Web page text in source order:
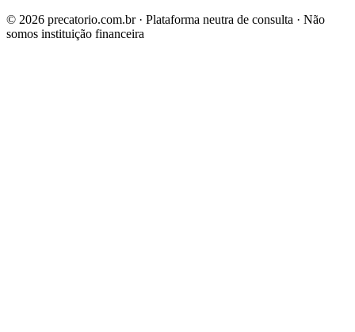
© 2026 precatorio.com.br · Plataforma neutra de consulta · Não
somos instituição financeira